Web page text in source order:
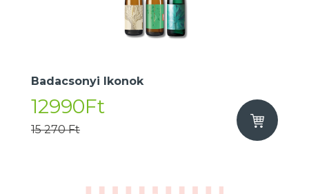
Badacsonyi Ikonok
12990Ft
15 270 Ft